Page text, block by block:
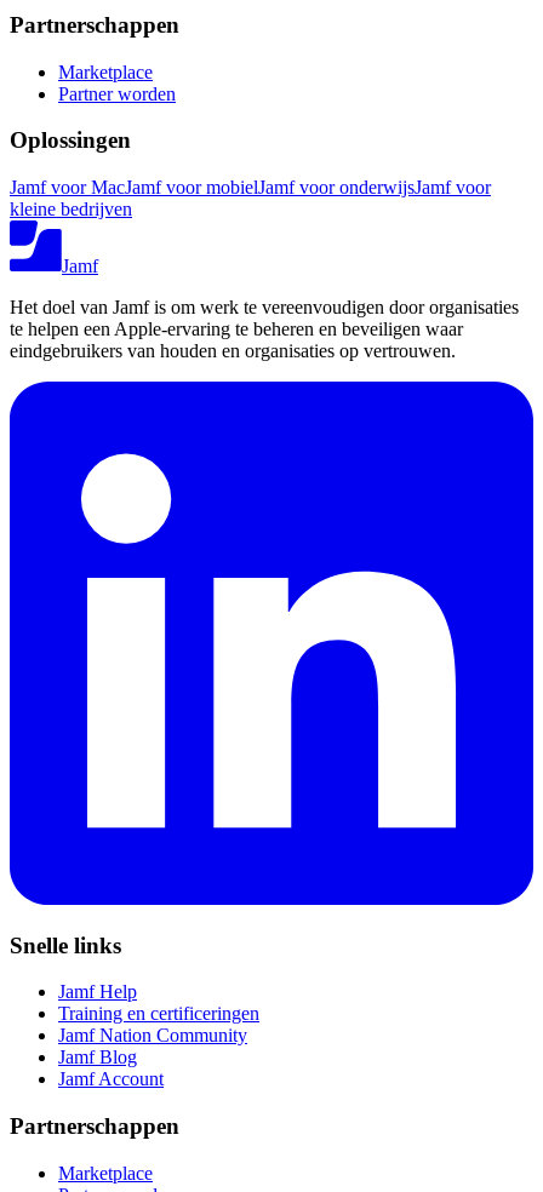
Partnerschappen
Marketplace
Partner worden
Oplossingen
Jamf voor MacJamf voor mobielJamf voor onderwijsJamf voor
kleine bedrijven
Jamf
Het doel van Jamf is om werk te vereenvoudigen door organisaties
te helpen een Apple-ervaring te beheren en beveiligen waar
eindgebruikers van houden en organisaties op vertrouwen.
Snelle links
Jamf Help
Training en certificeringen
Jamf Nation Community
Jamf Blog
Jamf Account
Partnerschappen
Marketplace